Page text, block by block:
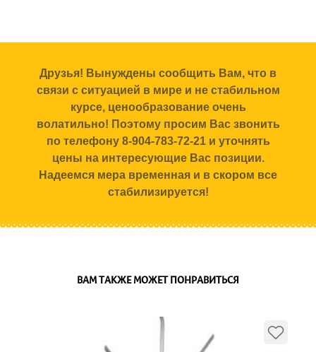
Друзья! Вынуждены сообщить Вам, что в
связи с ситуацией в мире и не стабильном
курсе, ценообразование очень
волатильно! Поэтому просим Вас звонить
по телефону 8-904-783-72-21 и уточнять
цены на интересующие Вас позиции.
Надеемся мера временная и в скором все
стабилизируется!
ВАМ ТАКЖЕ МОЖЕТ ПОНРАВИТЬСЯ